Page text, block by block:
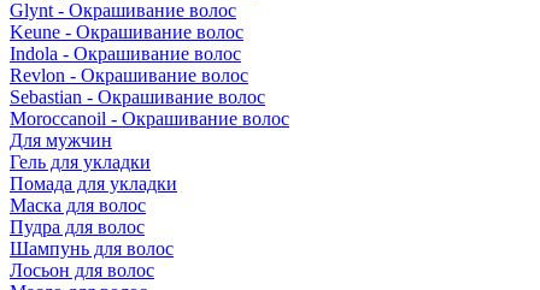
Glynt - Окрашивание волос
Keune - Окрашивание волос
Indola - Окрашивание волос
Revlon - Окрашивание волос
Sebastian - Окрашивание волос
Moroccanoil - Окрашивание волос
Для мужчин
Гель для укладки
Помада для укладки
Маска для волос
Пудра для волос
Шампунь для волос
Лосьон для волос